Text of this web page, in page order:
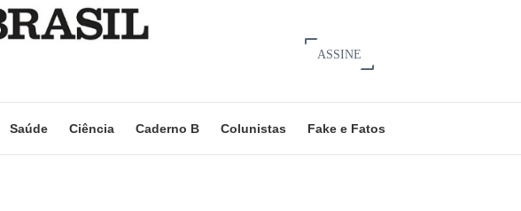
ASSINE
Saúde Ciência Caderno B Colunistas Fake e Fatos